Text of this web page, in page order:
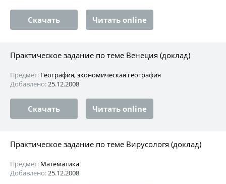
Скачать Читать online
Практическое задание по теме Венеция (доклад)
Предмет: География, экономическая география
Добавлено:25.12.2008
Скачать Читать online
Практическое задание по теме Вирусологя (доклад)
Предмет: Математика
Добавлено:25.12.2008